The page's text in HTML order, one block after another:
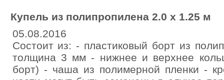
Купель из полипропилена 2.0 х 1.25 м
05.08.2016
Cостоит из: - пластиковый борт из
толщина 3 мм - нижнее и верхнее
борт) - чаша из полимерной пленки -